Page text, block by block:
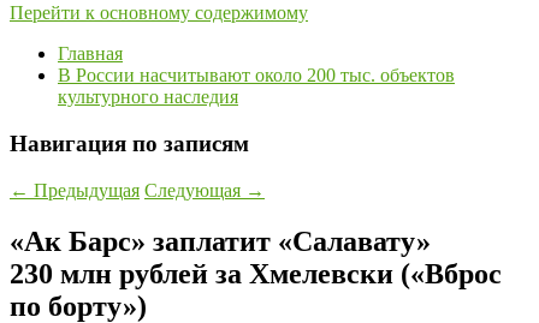
Перейти к основному содержимому
Главная
В России насчитывают около 200 тыс. объектов
культурного наследия
Навигация по записям
← Предыдущая Следующая →
«Ак Барс» заплатит «Салавату»
230 млн рублей за Хмелевски («Вброс
по борту»)